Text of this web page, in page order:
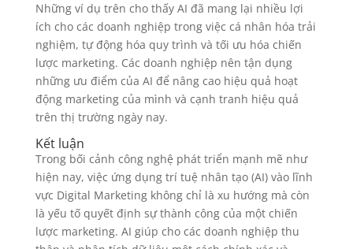
Những ví dụ trên cho thấy AI đã mang lại nhiều lợi
ích cho các doanh nghiệp trong việc cá nhân hóa trải
nghiệm, tự động hóa quy trình và tối ưu hóa chiến
lược marketing. Các doanh nghiệp nên tận dụng
những ưu điểm của AI để nâng cao hiệu quả hoạt
động marketing của mình và cạnh tranh hiệu quả
trên thị trường ngày nay.
Kết luận
Trong bối cảnh công nghệ phát triển mạnh mẽ như
hiện nay, việc ứng dụng trí tuệ nhân tạo (AI) vào lĩnh
vực Digital Marketing không chỉ là xu hướng mà còn
là yếu tố quyết định sự thành công của một chiến
lược marketing. AI giúp cho các doanh nghiệp thu